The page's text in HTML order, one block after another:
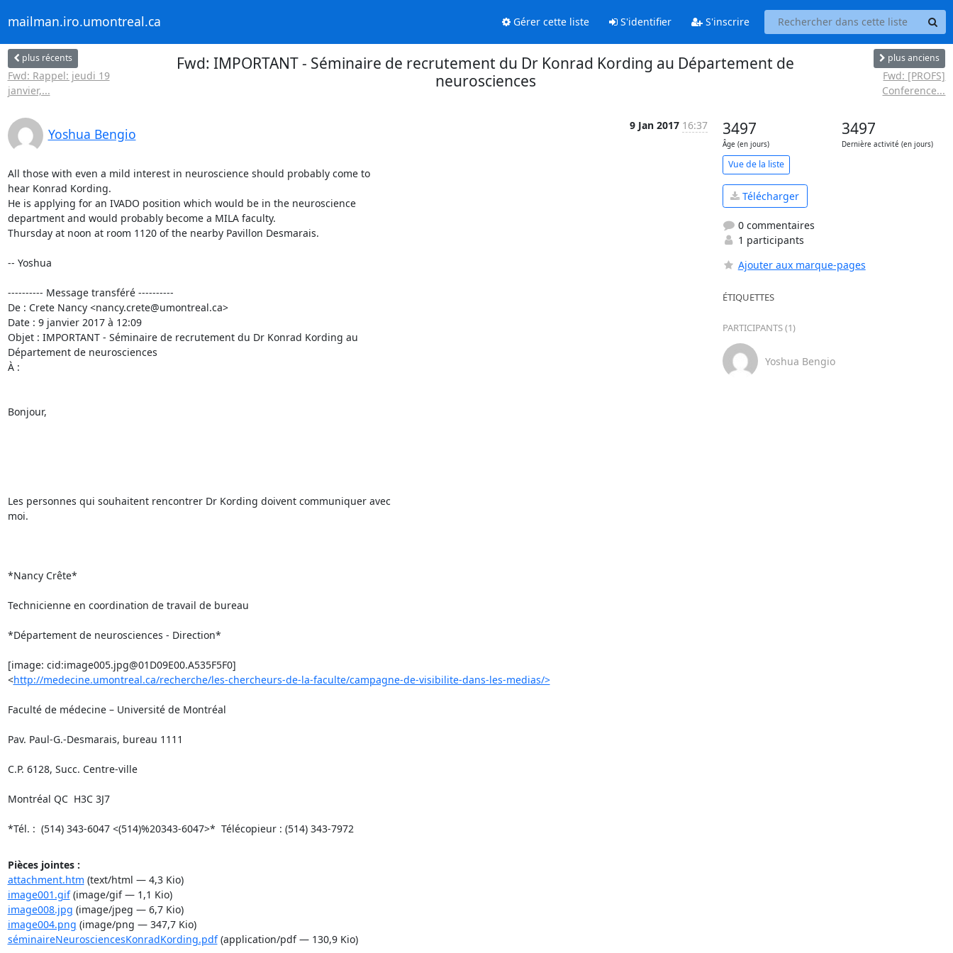
mailman.iro.umontreal.ca Gérer cette liste S'identifier S'inscrire
plus récents
Fwd: Rappel: jeudi 19
janvier,...
Fwd: IMPORTANT - Séminaire de recrutement du Dr Konrad Kording au Département de
neurosciences
plus anciens
Fwd: [PROFS]
Conference...
Yoshua Bengio
9 Jan 2017 16:37
All those with even a mild interest in neuroscience should probably come to
hear Konrad Kording.
He is applying for an IVADO position which would be in the neuroscience
department and would probably become a MILA faculty.
Thursday at noon at room 1120 of the nearby Pavillon Desmarais.
-- Yoshua
---------- Message transféré ----------
De : Crete Nancy <nancy.crete@umontreal.ca>
Date : 9 janvier 2017 à 12:09
Objet : IMPORTANT - Séminaire de recrutement du Dr Konrad Kording au
Département de neurosciences
À :
Bonjour,
Les personnes qui souhaitent rencontrer Dr Kording doivent communiquer avec
moi.
*Nancy Crête*
Technicienne en coordination de travail de bureau
*Département de neurosciences - Direction*
[image: cid:image005.jpg@01D09E00.A535F5F0]
<http://medecine.umontreal.ca/recherche/les-chercheurs-de-la-faculte/campagne-de-visibilite-dans-les-medias/>
Faculté de médecine – Université de Montréal
Pav. Paul-G.-Desmarais, bureau 1111
C.P. 6128, Succ. Centre-ville
Montréal QC  H3C 3J7
*Tél. :  (514) 343-6047 <(514)%20343-6047>*  Télécopieur : (514) 343-7972
Pièces jointes :
attachment.htm (text/html — 4,3 Kio)
image001.gif(image/gif — 1,1 Kio)
image008.jpg (image/jpeg — 6,7 Kio)
image004.png (image/png — 347,7 Kio)
séminaireNeurosciencesKonradKording.pdf(application/pdf — 130,9 Kio)
3497
Âge (en jours)
3497
Dernière activité (en jours)
Vue de la liste
Télécharger
0 commentaires
1 participants
Ajouter aux marque-pages
ÉTIQUETTES
PARTICIPANTS (1)
Yoshua Bengio